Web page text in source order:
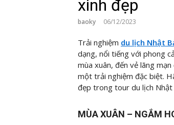
xinh đẹp
baoky 06/12/2023
Trải nghiệm du lịch Nhật
dạng, nổi tiếng với phong
mùa xuân, đến vẻ lãng
một trải nghiệm đặc biệt.
đẹp trong tour du lịch Nhật
MÙA XUÂN – NGẮM